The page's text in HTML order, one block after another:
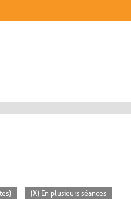
(X) En plusieurs séances